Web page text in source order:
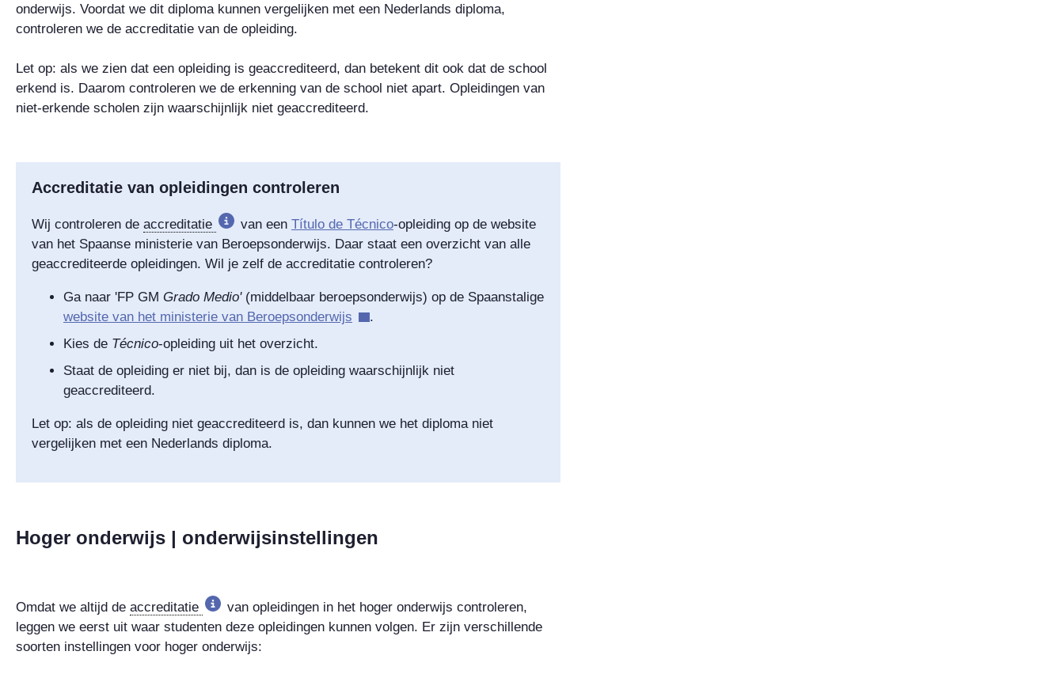
onderwijs. Voordat we dit diploma kunnen vergelijken met een Nederlands diploma,
controleren we de accreditatie van de opleiding.
Let op: als we zien dat een opleiding is geaccrediteerd, dan betekent dit ook dat de school
erkend is. Daarom controleren we de erkenning van de school niet apart. Opleidingen van
niet-erkende scholen zijn waarschijnlijk niet geaccrediteerd.
Accreditatie van opleidingen controleren
Wij controleren de accreditatie van een Título de Técnico-opleiding op de website
van het Spaanse ministerie van Beroepsonderwijs. Daar staat een overzicht van alle
geaccrediteerde opleidingen. Wil je zelf de accreditatie controleren?
Ga naar 'FP GM Grado Medio'(middelbaar beroepsonderwijs) op de Spaanstalige
website van het ministerie van Beroepsonderwijs
.
Kies de Técnico-opleiding uit het overzicht.
Staat de opleiding er niet bij, dan is de opleiding waarschijnlijk niet
geaccrediteerd.
Let op: als de opleiding niet geaccrediteerd is, dan kunnen we het diploma niet
vergelijken met een Nederlands diploma.
Hoger onderwijs | onderwijsinstellingen
Omdat we altijd de accreditatie
van opleidingen in het hoger onderwijs controleren,
leggen we eerst uit waar studenten deze opleidingen kunnen volgen. Er zijn verschillende
soorten instellingen voor hoger onderwijs: